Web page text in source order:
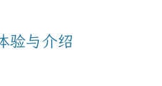
验与介绍